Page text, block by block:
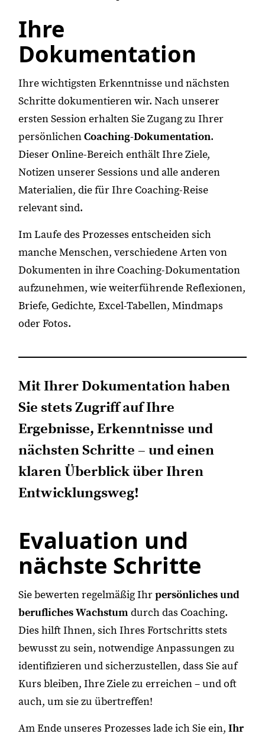
Ihre
Dokumentation
Ihre wichtigsten Erkenntnisse und nächsten
Schritte dokumentieren wir. Nach unserer
ersten Session erhalten Sie Zugang zu Ihrer
persönlichenCoaching-Dokumentation.
Dieser Online-Bereich enthält Ihre Ziele,
Notizen unserer Sessions und alle anderen
Materialien, die für Ihre Coaching-Reise
relevant sind.
Im Laufe des Prozesses entscheiden sich
manche Menschen, verschiedene Arten von
Dokumenten in ihre Coaching-Dokumentation
aufzunehmen, wie weiterführende Reflexionen,
Briefe, Gedichte, Excel-Tabellen, Mindmaps
oder Fotos.
Mit Ihrer Dokumentation haben
Sie stets Zugriff auf Ihre
Ergebnisse, Erkenntnisse und
nächsten Schritte – und einen
klaren Überblick über Ihren
Entwicklungsweg!
Evaluation und
nächste Schritte
Sie bewerten regelmäßig Ihrpersönliches und
berufliches Wachstum durch das Coaching.
Dies hilft Ihnen, sich Ihres Fortschritts stets
bewusst zu sein, notwendige Anpassungen zu
identifizieren und sicherzustellen, dass Sie auf
Kurs bleiben, Ihre Ziele zu erreichen – und oft
auch, um sie zu übertreffen!
Am Ende unseres Prozesses lade ich Sie ein,Ihr